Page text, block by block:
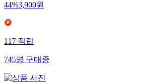
44%3,900원
117 적립
745명 구매중